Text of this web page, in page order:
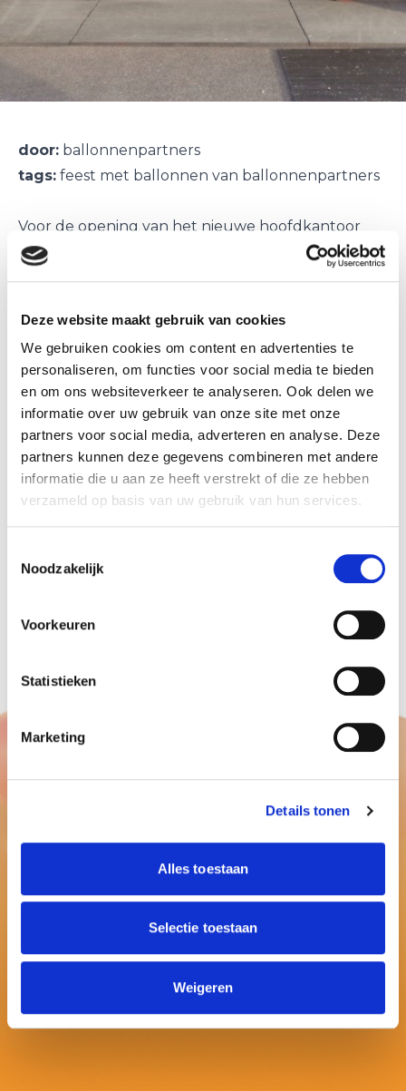
Deze website maakt gebruik van cookies
We gebruiken cookies om content en advertenties te
personaliseren, om functies voor social media te bieden
en om ons websiteverkeer te analyseren. Ook delen we
informatie over uw gebruik van onze site met onze
partners voor social media, adverteren en analyse. Deze
partners kunnen deze gegevens combineren met andere
informatie die u aan ze heeft verstrekt of die ze hebben
verzameld op basis van uw gebruik van hun services.
Noodzakelijk
Voorkeuren
Statistieken
Marketing
Details tonen
Alles toestaan
Selectie toestaan
Weigeren
door: ballonnenpartners
tags: feest met ballonnen van ballonnenpartners
Voor de opening van het nieuwe hoofdkantoor
van de DEKRA te Arnhem een extra grote en
feestelijke ballonnenboog geleverd.
personeel die op zoek waren naar hun nieuwe
werkplek.
In wormerveer heeft Eliza´s haar deuren
geopend, wilt u vriendelijk geknipt worden met
een lekker kopje koffie in een
sfeervolle omgeving, dan bent u van harte
welkom bij Eliza´s haarboetiek op de Zaanweg 29c
te Wormerveer.
bogen geleverd, het huwelijksfeest heeft 3 dagen
geduurd, we wensen ze heel veel geluk.
ballonnenslingers geleverd, de foto´s volgen nog